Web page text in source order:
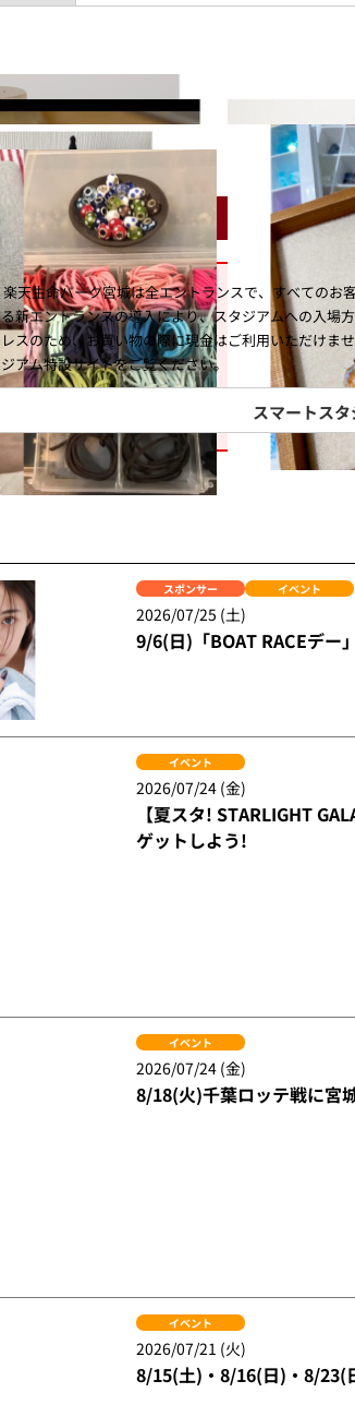
天生命パーク宮城は全エントランスで、すべてのお
新エントランスの導入により、スタジアムへの入場
スのため、お買い物の際に現金はご利用いただけま
アム特設サイトをご覧ください。
スマートス
スポンサー イベント
2026/07/25 (土)
9/6(日)「BOAT RACEデー
イベント
2026/07/24 (金)
【夏スタ! STARLIGHT
ゲットしよう!
イベント
イベント